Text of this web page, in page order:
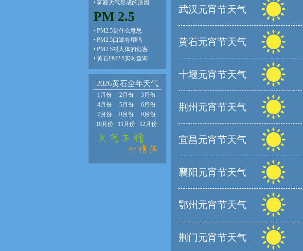
• 雾霾天气形成的原因
PM 2.5
• PM2.5是什么意思
• PM2.5口罩有用吗
• PM2.5对人体的危害
• 黄石PM2.5实时查询
2026黄石全年天气
1月份 2月份
3月份
4月份
5月份
6月份
7月份
8月份
9月份
10月份
11月份 12月份
武汉元宵节天气
黄石元宵节天气
十堰元宵节天气
荆州元宵节天气
宜昌元宵节天气
襄阳元宵节天气
鄂州元宵节天气
荆门元宵节天气